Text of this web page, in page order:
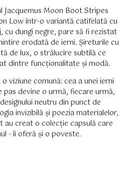
Jacquemus Moon Boot Stripes
Low într-o variantă catifelată cu
cu dungi negre, pare să fi rezistat
erodată de ierni. Șireturile cu
de lux, o strălucire subtilă ce
dintre funcționalitate și modă.
viziune comună: cea a unei ierni
pas devine o urmă, fiecare urmă,
neutru din punct de
invizibilă și poezia materialelor,
au creat o colecție capsulă care
- îi oferă și o poveste.